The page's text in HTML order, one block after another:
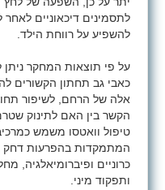
לתסמינים דיכאוניים
להשפיע על רווחת הילד.
על פי תוצאות המחקר ניתן
כאבי גב תחתון הקשורים
אלה של הרחם, לשיפור
הקשר בין האם לתינוק
טיפול וואטסו משמש
המתמקדות בהפרעות דחק
כרוניים ופיברומיאלגיה,
ותפקוד מיני.